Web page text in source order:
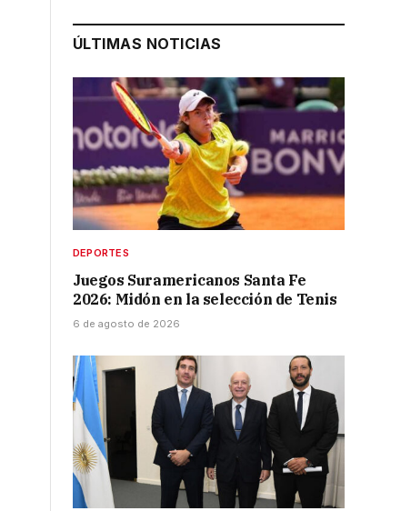
ÚLTIMAS NOTICIAS
DEPORTES
Juegos Suramericanos Santa Fe
2026: Midón en la selección de Tenis
6 de agosto de 2026